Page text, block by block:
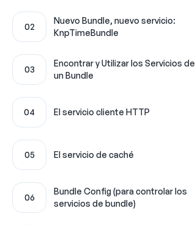
02
Nuevo Bundle, nuevo servicio:
KnpTimeBundle
03
Encontrar y Utilizar los Servicios de
un Bundle
04 El servicio cliente HTTP
05 El servicio de caché
06
Bundle Config (para controlar los
servicios de bundle)